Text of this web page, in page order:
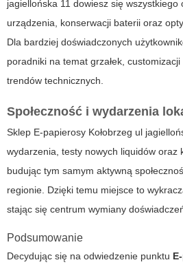
jagiellońska 11 dowiesz się wszystkiego
urządzenia, konserwacji baterii oraz
Dla bardziej doświadczonych
poradniki na temat grzałek,
trendów technicznych.
Społeczność i wydarzenia
Sklep E-papierosy Kołobrzeg ul
wydarzenia, testy nowych liquidów oraz
budując tym samym aktywną
regionie. Dzięki temu miejsce to
stając się centrum wymiany
Podsumowanie
Decydując się na odwiedzenie punktu